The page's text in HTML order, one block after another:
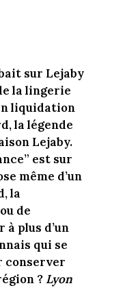
sur Lejaby
la lingerie
liquidation
la légende
Lejaby.
est sur
même d’un
la
de
à plus d’un
qui se
conserver
? Lyon